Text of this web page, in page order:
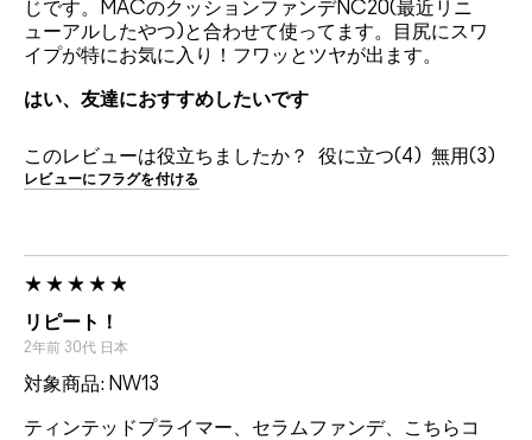
じです。MACのクッションファンデNC20(最近リニ
ューアルしたやつ)と合わせて使ってます。目尻にスワ
イプが特にお気に入り！フワッとツヤが出ます。
はい、友達におすすめしたいです
このレビューは役立ちましたか？ 4 3
レビューにフラグを付ける
リピート！
2年前 30代 日本
対象商品: NW13
ティンテッドプライマー、セラムファンデ、こちらコ